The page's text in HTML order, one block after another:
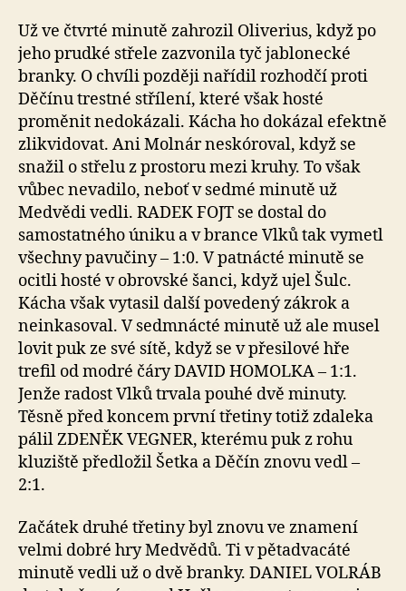
Už ve čtvrté minutě zahrozil Oliverius, když po
jeho prudké střele zazvonila tyč jablonecké
branky. O chvíli později nařídil rozhodčí proti
Děčínu trestné střílení, které však hosté
proměnit nedokázali. Kácha ho dokázal efektně
zlikvidovat. Ani Molnár neskóroval, když se
snažil o střelu z prostoru mezi kruhy. To však
vůbec nevadilo, neboť v sedmé minutě už
Medvědi vedli. RADEK FOJT se dostal do
samostatného úniku a v brance Vlků tak vymetl
všechny pavučiny – 1:0. V patnácté minutě se
ocitli hosté v obrovské šanci, když ujel Šulc.
Kácha však vytasil další povedený zákrok a
neinkasoval. V sedmnácté minutě už ale musel
lovit puk ze své sítě, když se v přesilové hře
trefil od modré čáry DAVID HOMOLKA – 1:1.
Jenže radost Vlků trvala pouhé dvě minuty.
Těsně před koncem první třetiny totiž zdaleka
pálil ZDENĚK VEGNER, kterému puk z rohu
kluziště předložil Šetka a Děčín znovu vedl –
2:1.
Začátek druhé třetiny byl znovu ve znamení
velmi dobré hry Medvědů. Ti v pětadvacáté
minutě vedli už o dvě branky. DANIEL VOLRÁB